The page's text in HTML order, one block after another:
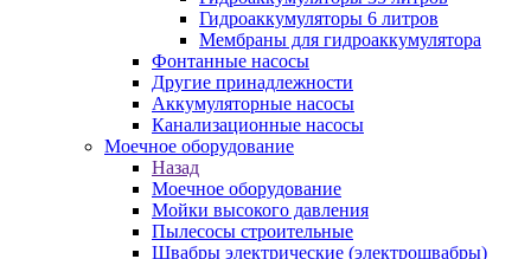
Гидроаккумуляторы 6 литров
Мембраны для гидроаккумулятора
Фонтанные насосы
Другие принадлежности
Аккумуляторные насосы
Канализационные насосы
Моечное оборудование
Назад
Моечное оборудование
Мойки высокого давления
Пылесосы строительные
Швабры электрические (электрошвабры)